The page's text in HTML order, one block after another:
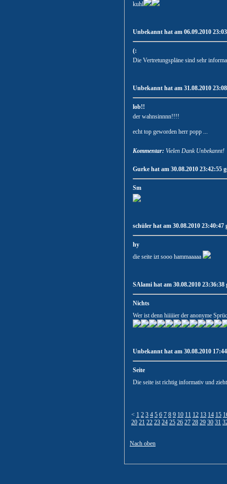
kuhl
Unbekannt hat am 06.09.2010
(:
Die Vertretungspläne sind sehr
Unbekannt hat am 31.08.2010
lob!!
der wahnsinnnn!!!!
echt top geworden herr popp ...
Kommentar: Vielen Dank Unbekannt!
Gurke hat am 30.08.2010 23:42:55
Sm
schüler hat am 30.08.2010 23:40:47
hy
die seite izt sooo hammaaaaa
SAlami hat am 30.08.2010 23:36:38
Nichts
Wer ist denn hiiiiier der anonyme
Unbekannt hat am 30.08.2010
Seite
Die seite ist richtig informativ und
< 1 2 3 4 5 6 7 8 9 10 11 12 13 14 15
20 21 22 23 24 25 26 27 28 29 30 31
Nach oben